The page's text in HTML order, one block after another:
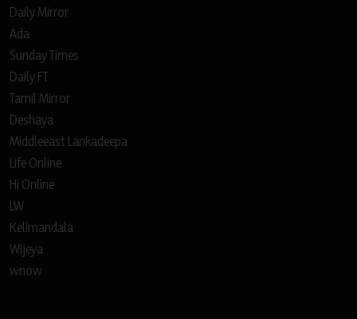
Daily Mirror
Ada
Sunday Times
Daily FT
Tamil Mirror
Deshaya
Middleeast Lankadeepa
Life Online
Hi Online
LW
Kelimandala
Wijeya
wnow